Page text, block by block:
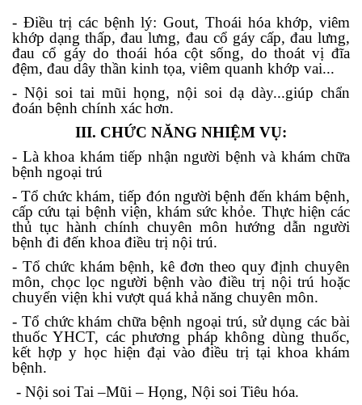
- Điều trị các bệnh lý: Gout, Thoái hóa khớp, viêm
khớp dạng thấp, đau lưng, đau cổ gáy cấp, đau lưng,
đau cổ gáy do thoái hóa cột sống, do thoát vị đĩa
đệm, đau dây thần kinh tọa, viêm quanh khớp vai...
- Nội soi tai mũi họng, nội soi dạ dày...giúp chẩn
đoán bệnh chính xác hơn.
III. CHỨC NĂNG NHIỆM VỤ:
- Là khoa khám tiếp nhận người bệnh và khám chữa
bệnh ngoại trú
- Tổ chức khám, tiếp đón người bệnh đến khám bệnh,
cấp cứu tại bệnh viện, khám sức khỏe. Thực hiện các
thủ tục hành chính chuyên môn hướng dẫn người
bệnh đi đến khoa điều trị nội trú.
- Tổ chức khám bệnh, kê đơn theo quy định chuyên
môn, chọc lọc người bệnh vào điều trị nội trú hoặc
chuyển viện khi vượt quá khả năng chuyên môn.
- Tổ chức khám chữa bệnh ngoại trú, sử dụng các bài
thuốc YHCT, các phương pháp không dùng thuốc,
kết hợp y học hiện đại vào điều trị tại khoa khám
bệnh.
- Nội soi Tai –Mũi – Họng, Nội soi Tiêu hóa.